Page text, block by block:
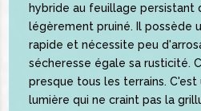
hybride au feuillage persistant
légèrement pruiné. Il possède
rapide et nécessite peu
sécheresse égale sa rusticité.
presque tous les terrains.
lumière qui ne craint pas la